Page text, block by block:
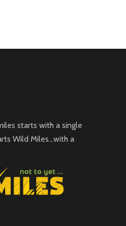
starts with a single
Wild Miles…with a